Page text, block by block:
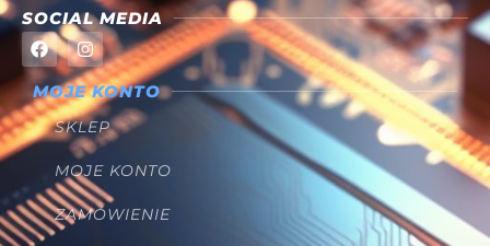
SOCIAL MEDIA
MOJE KONTO
SKLEP
MOJE KONTO
ZAMÓWIENIE